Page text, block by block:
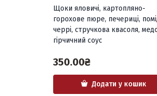
Щоки яловичі, картопляно-
горохове пюре, печериці,
черрі, стручкова квасоля,
гірчичний соус
350.00₴
Додати у кошик